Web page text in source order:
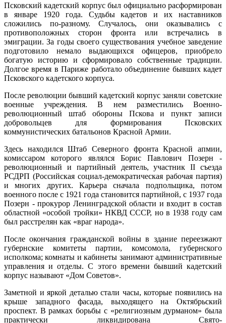
Псковский кадетский корпус был официально расформирован
в январе 1920 года. Судьбы кадетов и их наставников
сложились по-разному. Случалось, они оказывались с
противоположных сторон фронта или встречались в
эмиграции. За годы своего существования учебное заведение
подготовило немало выдающихся офицеров, приобрело
богатую историю и сформировало собственные традиции.
Долгое время в Париже работало объединение бывших кадет
Псковского кадетского корпуса.
После революции бывший кадетский корпус заняли советские
военные учреждения. В нем разместились Военно-
революционный штаб обороны Пскова и пункт записи
добровольцев для формирования Псковских
коммунистических батальонов Красной Армии.
Здесь находился Штаб Северного фронта Красной апмии,
комиссаром которого являлся Борис Павлович Позерн -
революционный и партийный деятель, участник II съезда
РСДРП (Российская социал-демократическая рабочая партия)
и многих других. Карьера сначала подпольщика, потом
военного после с 1921 года становится партийной, с 1937 года
Позерн - прокурор Ленинградской области и входит в состав
областной «особой тройки» НКВД СССР, но в 1938 году сам
был расстрелян как «враг народа».
После окончания гражданской войны в здание переезжают
губернские комитеты партии, комсомола, губернского
исполкома; комнаты и кабинеты занимают административные
управления и отделы. С этого времени бывший кадетский
корпус называют «Дом Советов».
Заметной и яркой деталью стали часы, которые появились на
крыше западного фасада, выходящего на Октябрьский
проспект. В рамках борьбы с «религиозным дурманом» была
практически ликвидирована Свято-